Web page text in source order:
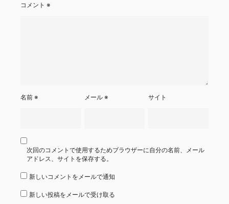
コメント ※
名前 ※ メール※ サイト
次回のコメントで使用するためブラウザーに自分の名前、メール
アドレス、サイトを保存する。
新しいコメントをメールで通知
新しい投稿をメールで受け取る